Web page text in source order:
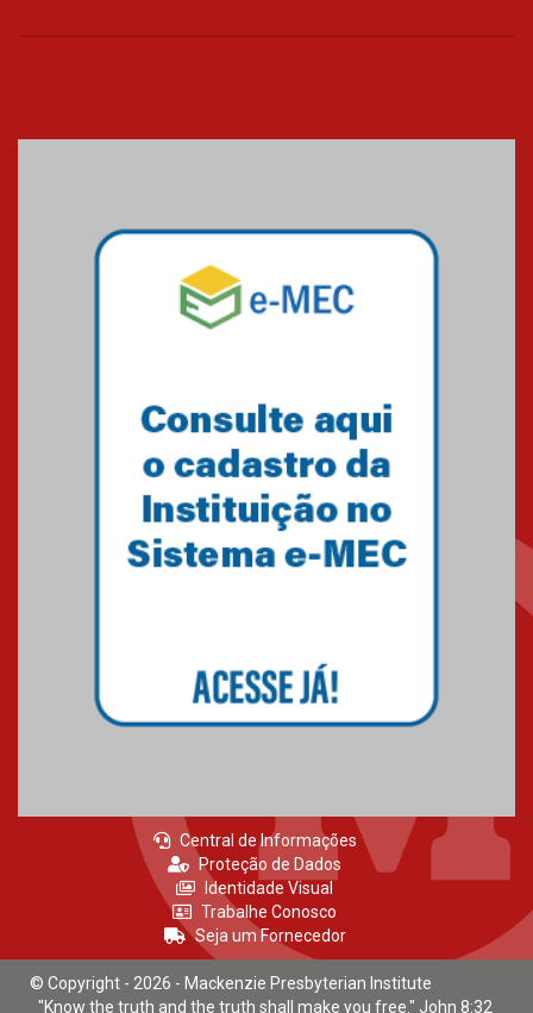
Central de Informações
Proteção de Dados
Identidade Visual
Trabalhe Conosco
Seja um Fornecedor
© Copyright - 2026 - Mackenzie Presbyterian Institute
"Know the truth and the truth shall make you free." John 8:32